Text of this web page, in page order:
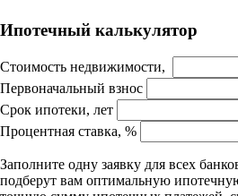
Ипотечный калькулятор
Стоимость недвижимости,
Первоначальный взнос
Срок ипотеки, лет
Процентная ставка, %
Заполните одну заявку для всех
подберут вам оптимальную